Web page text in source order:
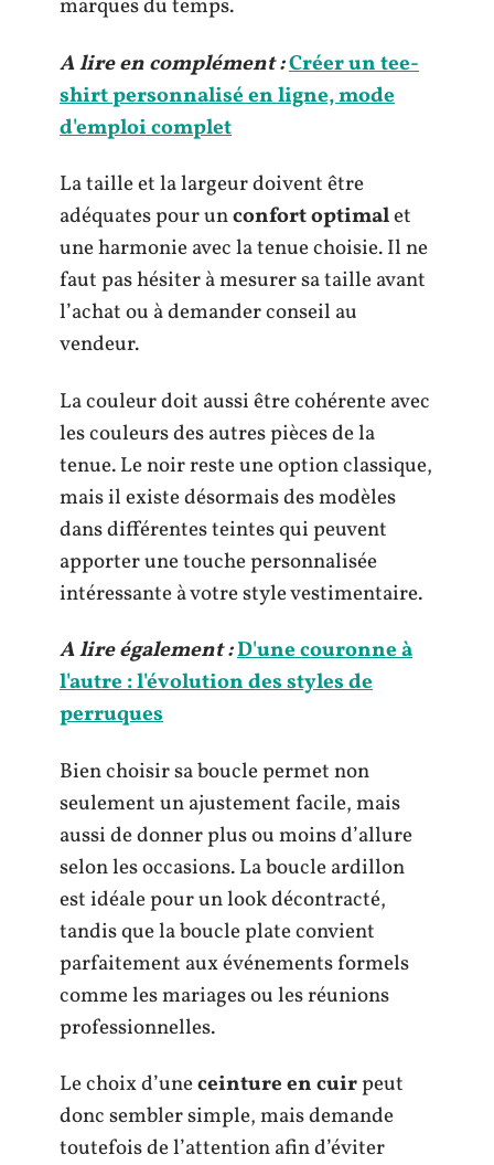
marques du temps.
A lire en complément :Créer un tee-
shirt personnalisé en ligne, mode
d'emploi complet
La taille et la largeur doivent être
adéquates pour unconfort optimalet
une harmonie avec la tenue choisie. Il ne
faut pas hésiter à mesurer sa taille avant
l’achat ou à demander conseil au
vendeur.
La couleur doit aussi être cohérente avec
les couleurs des autres pièces de la
tenue. Le noir reste une option classique,
mais il existe désormais des modèles
dans différentes teintes qui peuvent
apporter une touche personnalisée
intéressante à votre style vestimentaire.
A lire également :D'une couronne à
l'autre : l'évolution des styles de
perruques
Bien choisir sa boucle permet non
seulement un ajustement facile, mais
aussi de donner plus ou moins d’allure
selon les occasions. La boucle ardillon
est idéale pour un look décontracté,
tandis que la boucle plate convient
parfaitement aux événements formels
comme les mariages ou les réunions
professionnelles.
Le choix d’uneceinture en cuirpeut
donc sembler simple, mais demande
toutefois de l’attention afin d’éviter